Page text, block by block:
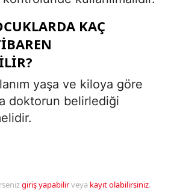
KAÇ
yaşa ve kiloya göre
doktorun belirlediği
giriş yapabilirveya kayıt olabilirsiniz.